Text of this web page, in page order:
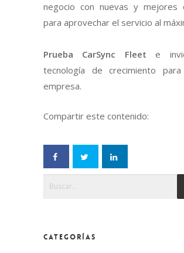
negocio con nuevas y mejores
para aprovechar el servicio al
Prueba CarSync Fleet e
tecnología de crecimiento
empresa.
Compartir este contenido:
Esto es un campo de búsqueda
CATEGORÍAS